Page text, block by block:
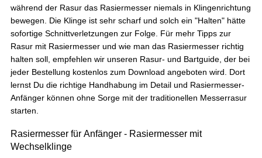
Ramtin
Verifizierter Kunde
Festes Shampoo Anti-Schuppen - 100g 1x 100g
Habe die Haarseife seit ca. 2 Wochen und bis
jetzt sehr zufrieden. Kopfhaut juckt nicht, keine
Schuppen, die Seife richt extrem angenehm!!
7.8.2026
Verifizierter Kunde
Festes Shampoo - 5x Probierset
Angenehmer Duft und sehr Hautverträglich.
während der Rasur das Rasiermesser niemals in Klingenrichtung
bewegen. Die Klinge ist sehr scharf und solch ein "Halten" hätte
sofortige Schnittverletzungen zur Folge. Für mehr Tipps zur
Rasur mit Rasiermesser und wie man das Rasiermesser richtig
halten soll, empfehlen wir unseren Rasur- und Bartguide, der bei
jeder Bestellung kostenlos zum Download angeboten wird. Dort
lernst Du die richtige Handhabung im Detail und Rasiermesser-
Anfänger können ohne Sorge mit der traditionellen Messerrasur
starten.
Rasiermesser für Anfänger - Rasiermesser mit
Wechselklinge